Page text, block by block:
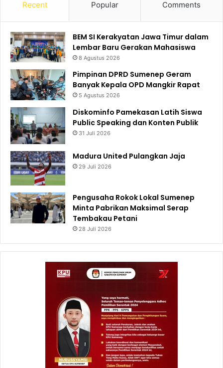
Recent Popular Comments
BEM SI Kerakyatan Jawa Timur dalam
Lembar Baru Gerakan Mahasiswa
8 Agustus 2026
Pimpinan DPRD Sumenep Geram
Banyak Kepala OPD Mangkir Rapat
5 Agustus 2026
Diskominfo Pamekasan Latih Siswa
Public Speaking dan Konten Publik
31 Juli 2026
Madura United Pulangkan Jaja
29 Juli 2026
Pengusaha Rokok Lokal Sumenep
Minta Pabrikan Maksimal Serap
Tembakau Petani
28 Juli 2026